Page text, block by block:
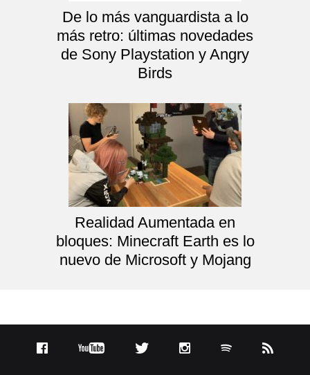
De lo más vanguardista a lo
más retro: últimas novedades
de Sony Playstation y Angry
Birds
Realidad Aumentada en
bloques: Minecraft Earth es lo
nuevo de Microsoft y Mojang